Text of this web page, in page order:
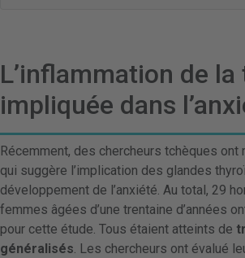
L’inflammation de
impliquée dans
Récemment, des chercheurs tchèques ont
qui suggère l’implication des glandes
développement de l’anxiété. Au total, 29
femmes âgées d’une trentaine d’années
pour cette étude. Tous étaient atteints de
généralisés. Les chercheurs ont évalué